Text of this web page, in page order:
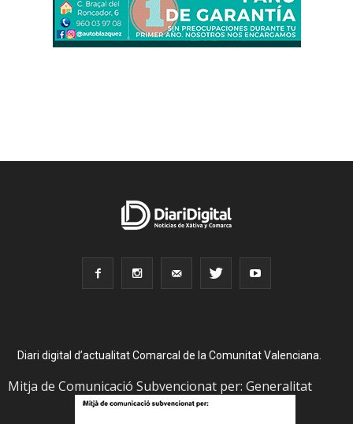
Diari digital d’actualitat Comarcal de la Comunitat Valenciana.
Mitja de Comunicació Subvencionat per: Generalitat